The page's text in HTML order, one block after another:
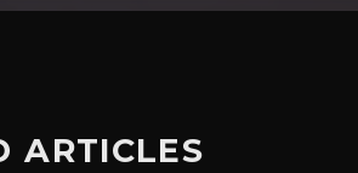
ARTICLES